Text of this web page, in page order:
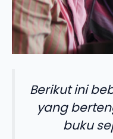
Berikut ini
yang
buku